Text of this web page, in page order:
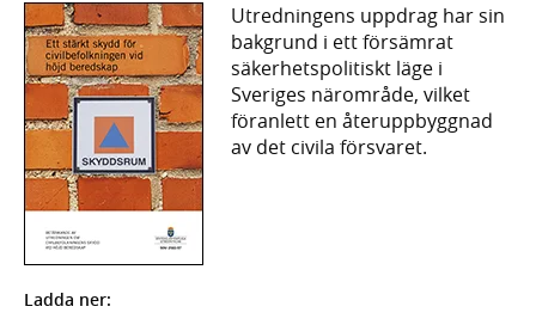
Utredningens uppdrag har sin
bakgrund i ett försämrat
säker­hets­politiskt läge i
Sveriges närområde, vilket
föran­lett en åter­upp­byggnad
av det civila försvaret.
Ladda ner: